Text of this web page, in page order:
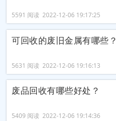
5591 阅读 2022-12-06 19:17:25
可回收的废旧金属有哪些？
5631 阅读 2022-12-06 19:16:13
废品回收有哪些好处？
5409 阅读 2022-12-06 19:14:36